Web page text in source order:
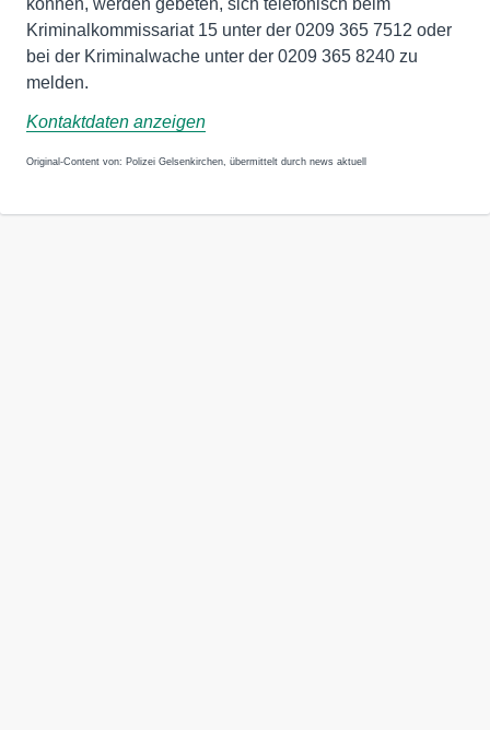
können, werden gebeten, sich telefonisch beim
Kriminalkommissariat 15 unter der 0209 365 7512 oder
bei der Kriminalwache unter der 0209 365 8240 zu
melden.
Kontaktdaten anzeigen
Original-Content von: Polizei Gelsenkirchen, übermittelt durch news aktuell